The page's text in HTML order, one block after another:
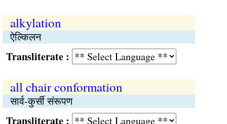
alkylation
ऐल्किलन
:
all chair conformation
सार्व-कुर्सी संरूपण
: